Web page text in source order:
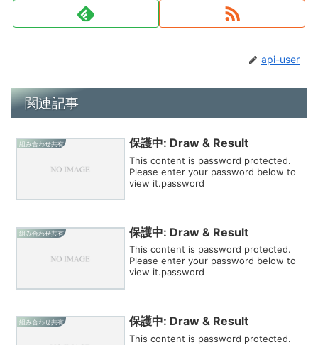
api-user
関連記事
組み合わせ共有 保護中: Draw & Result
This content is password protected.
Please enter your password below to
view it.password
組み合わせ共有 保護中: Draw & Result
This content is password protected.
Please enter your password below to
view it.password
組み合わせ共有 保護中: Draw & Result
This content is password protected.